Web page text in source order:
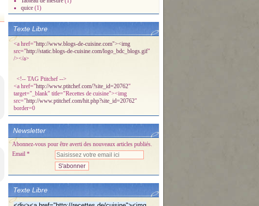
quice (1)
Texte Libre
<a href="http://www.blogs-de-cuisine.com"><img
src="http://static.blogs-de-cuisine.com/logo_bdc_blogs.gif"
/></a>
<!-- TAG Ptitchef -->
<a href="http://www.ptitchef.com/?site_id=20762"
target="_blank" title="Recettes de cuisine"><img
src="http://www.ptitchef.com/hit.php?site_id=20762"
border=0
Newsletter
Abonnez-vous pour être averti des nouveaux articles publiés.
Email
Texte Libre